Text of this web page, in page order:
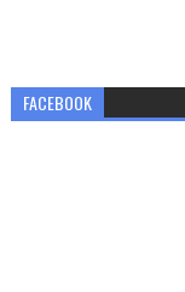
FACEBOOK